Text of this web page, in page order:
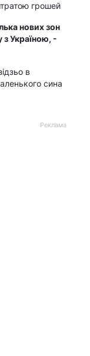
грошей
нових зон
Україною, -
в
сина
Реклама